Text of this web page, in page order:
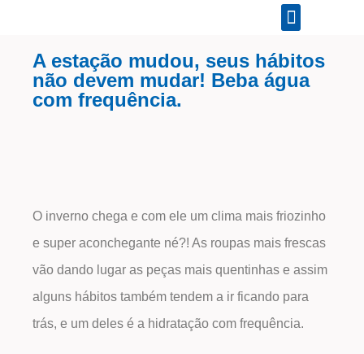
A estação mudou, seus hábitos
não devem mudar! Beba água
com frequência.
O inverno chega e com ele um clima mais friozinho
e super aconchegante né?! As roupas mais frescas
vão dando lugar as peças mais quentinhas e assim
alguns hábitos também tendem a ir ficando para
trás, e um deles é a hidratação com frequência.